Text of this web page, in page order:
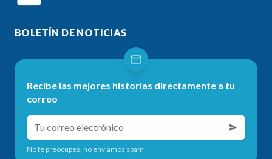
BOLETÍN DE NOTICIAS
Recibe las mejores historias directamente a tu
correo
No te preocupes, no enviamos spam.